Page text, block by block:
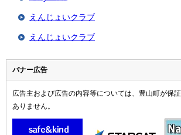
えんじょいクラブ
えんじょいクラブ
バナー広告
広告主および広告の内容等については、豊山町が保
ありません。